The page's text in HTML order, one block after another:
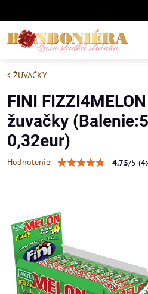
ŽUVAČKY
FINI
žuvačky
0,32eur)
Hodnotenie 4.75/5 (4